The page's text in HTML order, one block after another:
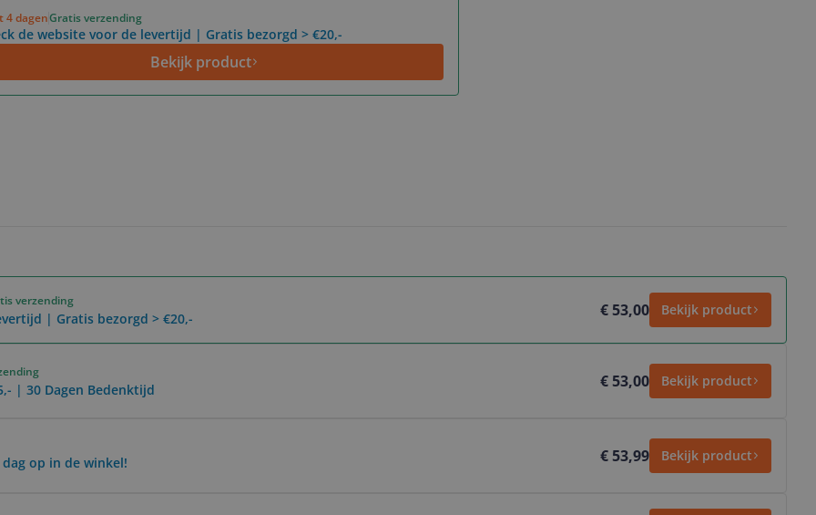
4 dagenGratis verzending
de website voor de levertijd | Gratis bezorgd > €20,-
Bekijk product
verzending
| Gratis bezorgd > €20,- € 53,00 Bekijk product
| 30 Dagen Bedenktijd € 53,00 Bekijk product
op in de winkel! € 53,99 Bekijk product